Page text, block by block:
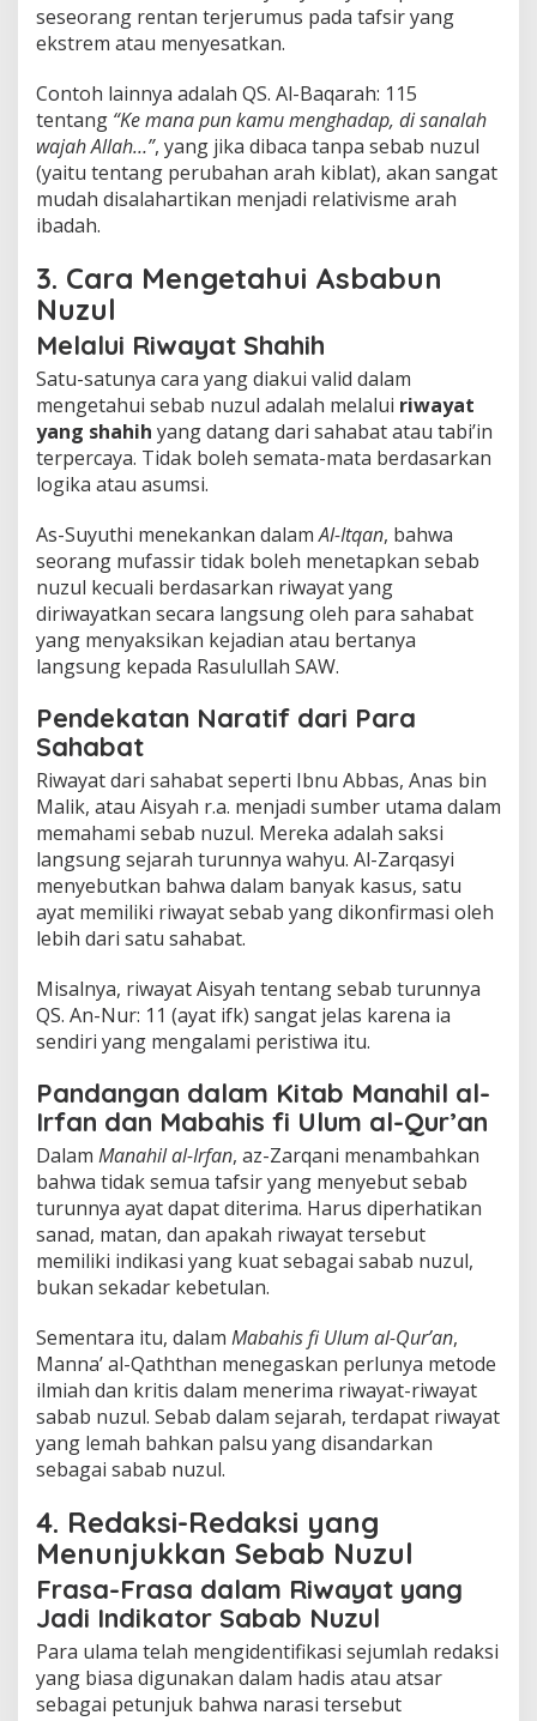
seseorang rentan terjerumus pada tafsir yang
ekstrem atau menyesatkan.
Contoh lainnya adalah QS. Al-Baqarah: 115
tentang “Ke mana pun kamu menghadap, di sanalah
wajah Allah…”, yang jika dibaca tanpa sebab nuzul
(yaitu tentang perubahan arah kiblat), akan sangat
mudah disalahartikan menjadi relativisme arah
ibadah.
3. Cara Mengetahui Asbabun
Nuzul
Melalui Riwayat Shahih
Satu-satunya cara yang diakui valid dalam
mengetahui sebab nuzul adalah melalui riwayat
yang shahih yang datang dari sahabat atau tabi’in
terpercaya. Tidak boleh semata-mata berdasarkan
logika atau asumsi.
As-Suyuthi menekankan dalamAl-Itqan, bahwa
seorang mufassir tidak boleh menetapkan sebab
nuzul kecuali berdasarkan riwayat yang
diriwayatkan secara langsung oleh para sahabat
yang menyaksikan kejadian atau bertanya
langsung kepada Rasulullah SAW.
Pendekatan Naratif dari Para
Sahabat
Riwayat dari sahabat seperti Ibnu Abbas, Anas bin
Malik, atau Aisyah r.a. menjadi sumber utama dalam
memahami sebab nuzul. Mereka adalah saksi
langsung sejarah turunnya wahyu. Al-Zarqasyi
menyebutkan bahwa dalam banyak kasus, satu
ayat memiliki riwayat sebab yang dikonfirmasi oleh
lebih dari satu sahabat.
Misalnya, riwayat Aisyah tentang sebab turunnya
QS. An-Nur: 11 (ayat ifk) sangat jelas karena ia
sendiri yang mengalami peristiwa itu.
Pandangan dalam Kitab Manahil al-
Irfan dan Mabahis fi Ulum al-Qur’an
Dalam Manahil al-Irfan, az-Zarqani menambahkan
bahwa tidak semua tafsir yang menyebut sebab
turunnya ayat dapat diterima. Harus diperhatikan
sanad, matan, dan apakah riwayat tersebut
memiliki indikasi yang kuat sebagai sabab nuzul,
bukan sekadar kebetulan.
Sementara itu, dalam Mabahis fi Ulum al-Qur’an,
Manna’ al-Qaththan menegaskan perlunya metode
ilmiah dan kritis dalam menerima riwayat-riwayat
sabab nuzul. Sebab dalam sejarah, terdapat riwayat
yang lemah bahkan palsu yang disandarkan
sebagai sabab nuzul.
4. Redaksi-Redaksi yang
Menunjukkan Sebab Nuzul
Frasa-Frasa dalam Riwayat yang
Jadi Indikator Sabab Nuzul
Para ulama telah mengidentifikasi sejumlah redaksi
yang biasa digunakan dalam hadis atau atsar
sebagai petunjuk bahwa narasi tersebut